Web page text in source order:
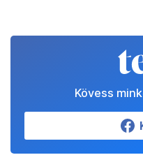
Kövess